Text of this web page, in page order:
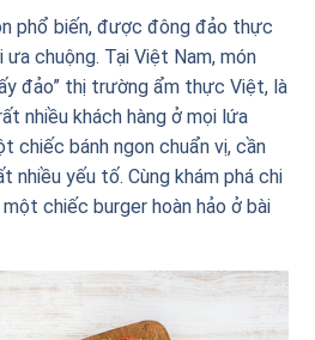
phổ biến, được đông đảo thực
chuộng. Tại Việt Nam, món
đảo” thị trường ẩm thực Việt, là
nhiều khách hàng ở mọi lứa
chiếc bánh ngon chuẩn vị, cần
nhiều yếu tố. Cùng khám phá chi
chiếc burger hoàn hảo ở bài